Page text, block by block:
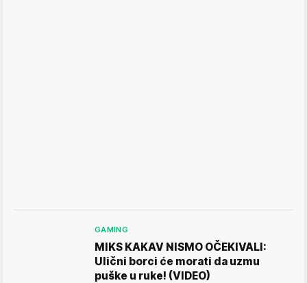
GAMING
MIKS KAKAV NISMO OČEKIVALI:
Ulični borci će morati da uzmu
puške u ruke! (VIDEO)